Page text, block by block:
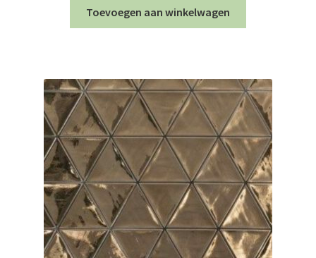
Toevoegen aan winkelwagen